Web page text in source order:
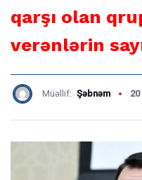
qarşı olan
verənlərin
Müəllif: Şəbnəm 20